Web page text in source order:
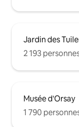
Jardin des
2 193
Musée d'Orsay
1 790